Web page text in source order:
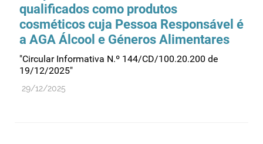
qualificados como produtos
cosméticos cuja Pessoa Responsável é
a AGA Álcool e Géneros Alimentares
"Circular Informativa N.º 144/CD/100.20.200 de
19/12/2025"
29/12/2025